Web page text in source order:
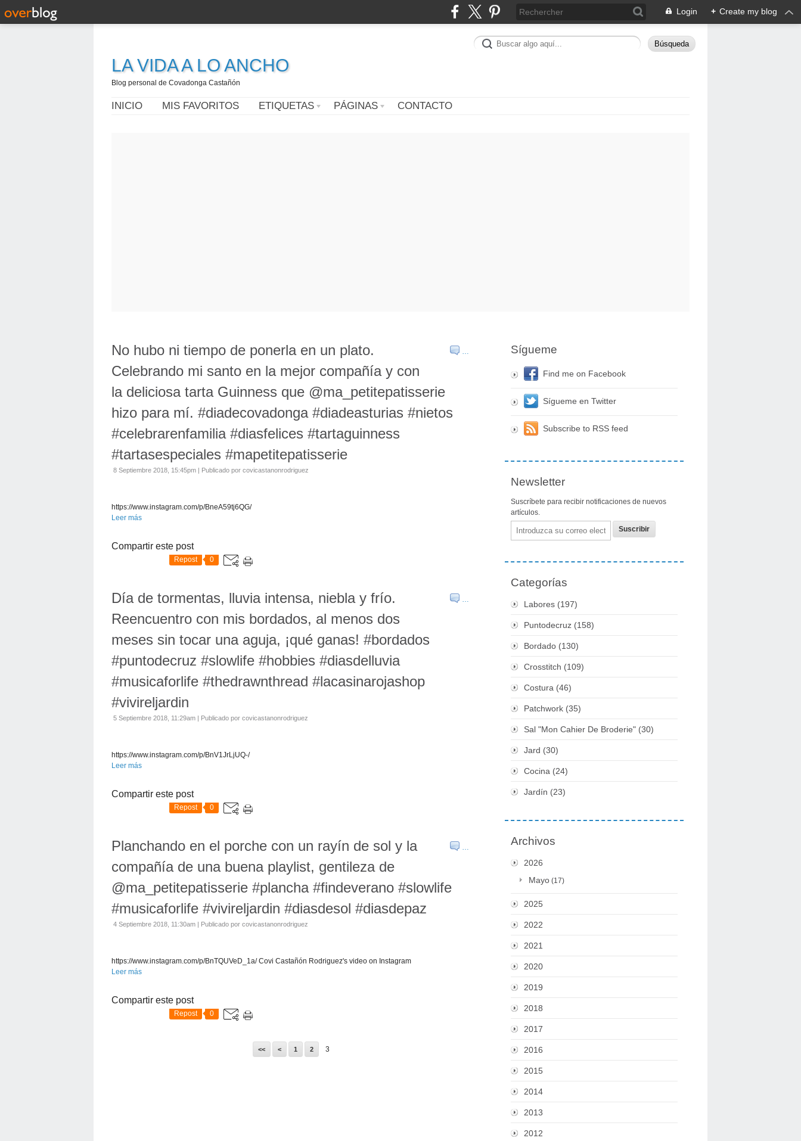
Login + Create my blog
LA VIDA A LO ANCHO
Blog personal de Covadonga Castañón
INICIO MIS FAVORITOS ETIQUETAS PÁGINAS CONTACTO
…
No hubo ni tiempo de ponerla en un plato.
Celebrando mi santo en la mejor compañía y con
la deliciosa tarta Guinness que @ma_petitepatisserie
hizo para mí. #diadecovadonga #diadeasturias #nietos
#celebrarenfamilia #diasfelices #tartaguinness
#tartasespeciales #mapetitepatisserie
8 Septiembre 2018, 15:45pm | Publicado por covicastanonrodriguez
https://www.instagram.com/p/BneA59tj6QG/
Leer más
Compartir este post
Repost 0
…
Día de tormentas, lluvia intensa, niebla y frío.
Reencuentro con mis bordados, al menos dos
meses sin tocar una aguja, ¡qué ganas! #bordados
#puntodecruz #slowlife #hobbies #diasdelluvia
#musicaforlife #thedrawnthread #lacasinarojashop
#vivireljardin
5 Septiembre 2018, 11:29am | Publicado por covicastanonrodriguez
https://www.instagram.com/p/BnV1JrLjUQ-/
Leer más
Compartir este post
Repost 0
…
Planchando en el porche con un rayín de sol y la
compañía de una buena playlist, gentileza de
@ma_petitepatisserie #plancha #findeverano #slowlife
#musicaforlife #vivireljardin #diasdesol #diasdepaz
4 Septiembre 2018, 11:30am | Publicado por covicastanonrodriguez
https://www.instagram.com/p/BnTQUVeD_1a/ Covi Castañón Rodriguez's video on Instagram
Leer más
Compartir este post
Repost 0
<< < 1 2 3
Sígueme
Find me on Facebook
Sígueme en Twitter
Subscribe to RSS feed
Newsletter
Suscríbete para recibir notificaciones de nuevos
artículos.
Email
Categorías
Labores (197)
Puntodecruz (158)
Bordado (130)
Crosstitch (109)
Costura (46)
Patchwork (35)
Sal "mon Cahier De Broderie" (30)
Jard (30)
Cocina (24)
Jardín (23)
Archivos
2026
Mayo (17)
2025
2022
2021
2020
2019
2018
2017
2016
2015
2014
2013
2012